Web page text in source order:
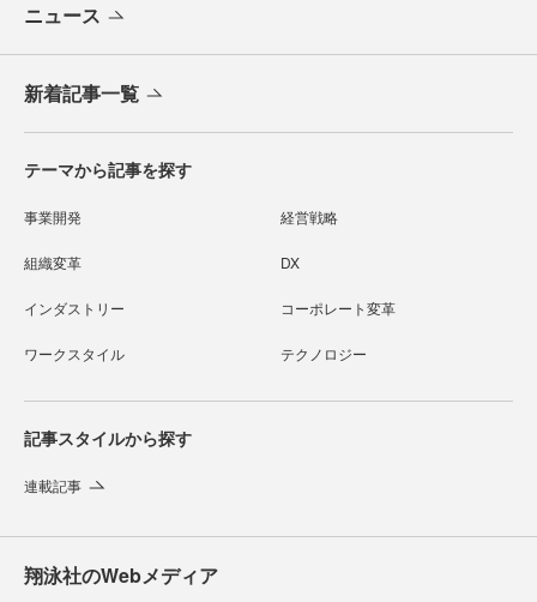
ニュース
新着記事一覧
テーマから記事を探す
事業開発 経営戦略
組織変革 DX
インダストリー コーポレート変革
ワークスタイル テクノロジー
記事スタイルから探す
連載記事
翔泳社のWebメディア